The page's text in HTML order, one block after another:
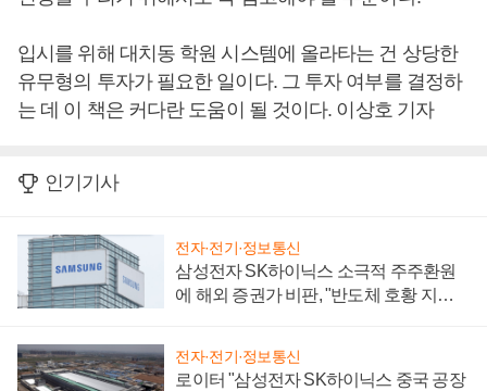
입시를 위해 대치동 학원 시스템에 올라타는 건 상당한
유무형의 투자가 필요한 일이다. 그 투자 여부를 결정하
는 데 이 책은 커다란 도움이 될 것이다. 이상호 기자
인기기사
전자·전기·정보통신
삼성전자 SK하이닉스 소극적 주주환원
에 해외 증권가 비판, "반도체 호황 지속
전자·전기·정보통신
로이터 "삼성전자 SK하이닉스 중국 공장